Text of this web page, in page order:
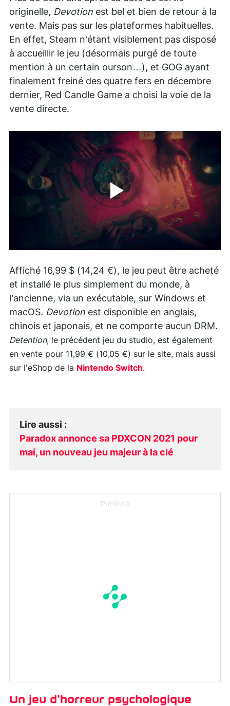
originelle, Devotion est bel et bien de retour à la
vente. Mais pas sur les plateformes habituelles.
En effet, Steam n’étant visiblement pas disposé
à accueillir le jeu (désormais purgé de toute
mention à un certain ourson…), et GOG ayant
finalement freiné des quatre fers en décembre
dernier, Red Candle Game a choisi la voie de la
vente directe.
Affiché 16,99 $ (14,24 €), le jeu peut être acheté
et installé le plus simplement du monde, à
l’ancienne, via un exécutable, sur Windows et
macOS. Devotion est disponible en anglais,
chinois et japonais, et ne comporte aucun DRM.
Detention, le précédent jeu du studio, est également
en vente pour 11,99 € (10,05 €) sur le site, mais aussi
sur l’eShop de la Nintendo Switch.
Lire aussi :
Paradox annonce sa PDXCON 2021 pour
mai, un nouveau jeu majeur à la clé
Publicité
Un jeu d’horreur psychologique